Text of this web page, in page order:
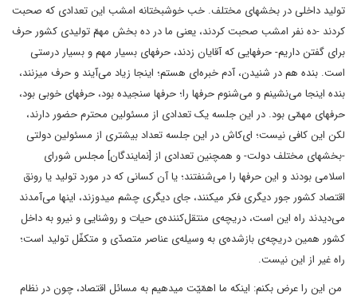
تولید داخلی در بخشهای مختلف. خب خوشبختانه امشب این تعدادی که صحبت
کردند -ده نفر امشب صحبت کردند، یعنی ما در ده بخش مهمّ تولیدی کشور حرف
برای گفتن داریم- حرفهایی که آقایان زدند، حرفهای بسیار مهم و بسیار درستی
است. بنده هم در شنیدن، آدم خبره‌ای هستم؛ اینجا زیاد می‌آیند و حرف میزنند،
بنده اینجا می‌نشینم و می‌شنوم حرفها را؛ حرفها سنجیده بود، حرفهای خوبی بود،
حرفهای مهمّی بود. در این جلسه یک تعدادی از مسئولین محترم حضور دارند،
لکن این کافی نیست؛ ای‌کاش در این جلسه تعداد بیشتری از مسئولین دولتی
-بخشهای مختلف دولت- و همچنین تعدادی از [نمایندگان] مجلس شورای
اسلامی بودند و این حرفها را می‌شنفتند؛ یا آن کسانی که در مورد تولید یا رونق
اقتصاد کشور جور دیگری فکر میکنند، جای دیگری چشم میدوزند، اینها می‌آمدند
می‌دیدند راه این است، دریچه‌ی منتقل‌کننده‌ی حیات و روشنایی و نیرو به داخل
کشور همین دریچه‌ی بازشده‌ی به وسیله‌ی عناصر متصدّی و متکفّل تولید است؛
راه غیر از این نیست.
من این را عرض بکنم: اینکه ما اهمّیّت میدهیم به مسائل اقتصاد، چون در نظام